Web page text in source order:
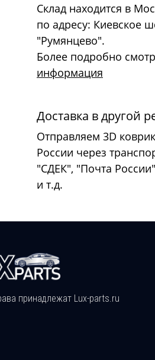
Склад находится в
по адресу: Киевское
"Румянцево".
Более подробно
информация
Доставка в другой
Отправляем 3D
России через
"СДЕК", "Почта
и т.д.
принадлежат Lux-parts.ru